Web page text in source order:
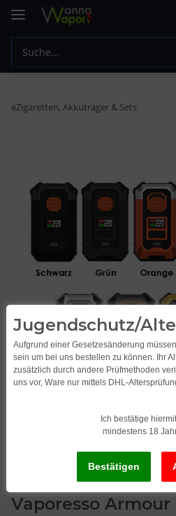
eZigaretten, Akkuträger & Sets
Vaporesso Armour
Jugendschutz/
Aufgrund einer Gesetzesänderung
sein um bei uns bestellen zu können. Ihr
zusätzlich durch andere Prüfmethoden
uns vor, Ware nur mittels DHL-
Ich bestätige
mindestens 18